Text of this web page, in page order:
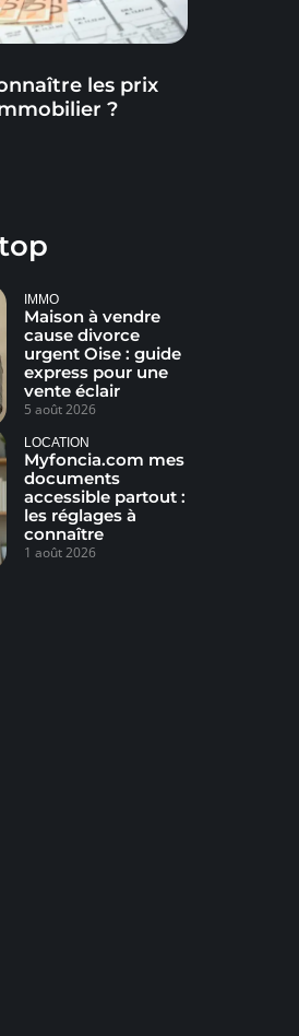
les prix
?
IMMO
Maison à vendre
cause divorce
urgent Oise : guide
express pour une
vente éclair
5 août 2026
LOCATION
Myfoncia.com mes
documents
accessible partout :
les réglages à
connaître
1 août 2026